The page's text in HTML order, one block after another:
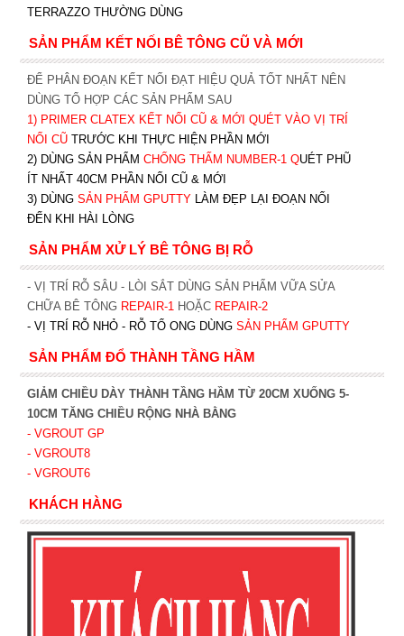
TERRAZZO THƯỜNG DÙNG
SẢN PHẨM KẾT NỐI BÊ TÔNG CŨ VÀ MỚI
ĐỂ PHÂN ĐOẠN KẾT NỐI ĐẠT HIỆU QUẢ TỐT NHẤT NÊN
DÙNG TỔ HỢP CÁC SẢN PHẨM SAU
1) PRIMER CLATEX KẾT NỐI CŨ & MỚI QUÉT VÀO VỊ TRÍ
NỐI CŨ TRƯỚC KHI THỰC HIỆN PHẦN MỚI
2) DÙNG SẢN PHẨM CHỐNG THẤM NUMBER-1QUÉT PHŨ
ÍT NHẤT 40CM PHẦN NỐI CŨ & MỚI
3) DÙNG SẢN PHẨM GPUTTY LÀM ĐẸP LẠI ĐOẠN NỐI
ĐẾN KHI HÀI LÒNG
SẢN PHẨM XỬ LÝ BÊ TÔNG BỊ RỖ
- VỊ TRÍ RỖ SÂU - LÒI SẮT DÙNG SẢN PHẨM VỮA SỬA
CHỮA BÊ TÔNG REPAIR-1HOẶC REPAIR-2
- VỊ TRÍ RỖ NHỎ - RỖ TỔ ONG DÙNG SẢN PHẨM GPUTTY
SẢN PHẨM ĐỔ THÀNH TẦNG HẦM
GIẢM CHIỀU DÀY THÀNH TẦNG HẦM TỪ 20CM XUỐNG 5-
10CM TĂNG CHIỀU RỘNG NHÀ BẰNG
- VGROUT GP
- VGROUT8
- VGROUT6
KHÁCH HÀNG